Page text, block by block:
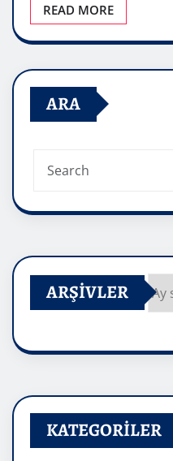
READ MORE
ARA
ARŞIVLER
KATEGORILER